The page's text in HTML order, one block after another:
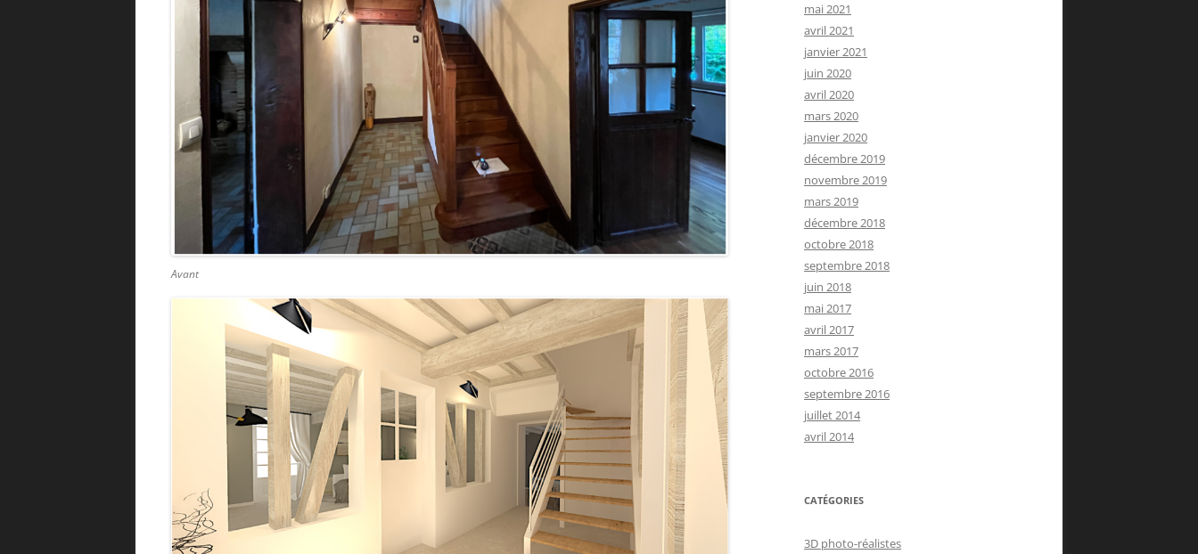
Avant
mai 2021
avril 2021
janvier 2021
juin 2020
avril 2020
mars 2020
janvier 2020
décembre 2019
novembre 2019
mars 2019
décembre 2018
octobre 2018
septembre 2018
juin 2018
mai 2017
avril 2017
mars 2017
octobre 2016
septembre 2016
juillet 2014
avril 2014
CATÉGORIES
3D photo-réalistes